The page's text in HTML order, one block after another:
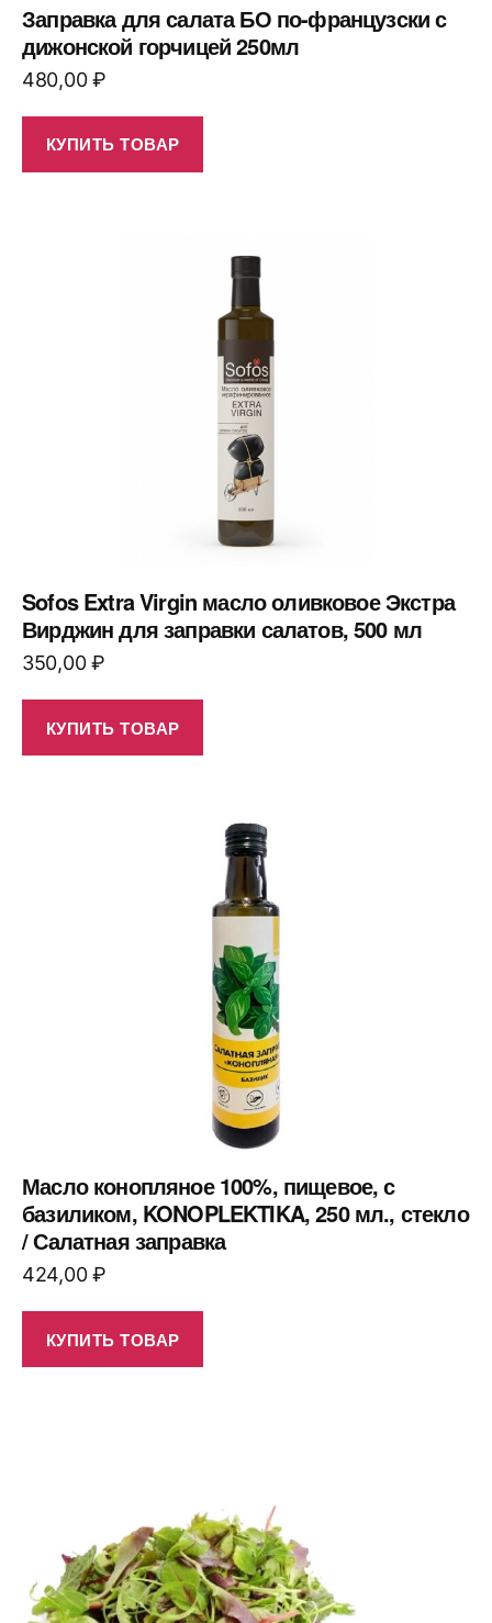
Заправка для салата БО по-французски с
дижонской горчицей 250мл
480,00₽
КУПИТЬ ТОВАР
Sofos Extra Virgin масло оливковое Экстра
Вирджин для заправки салатов, 500 мл
350,00₽
КУПИТЬ ТОВАР
Масло конопляное 100%, пищевое, с
базиликом, KONOPLEKTIKA, 250 мл., стекло
/ Салатная заправка
424,00₽
КУПИТЬ ТОВАР